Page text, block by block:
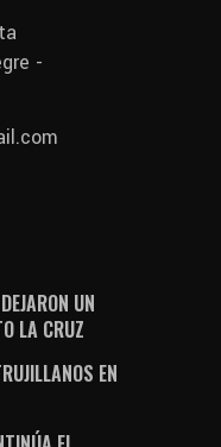
-
UN
LA CRUZ
EN